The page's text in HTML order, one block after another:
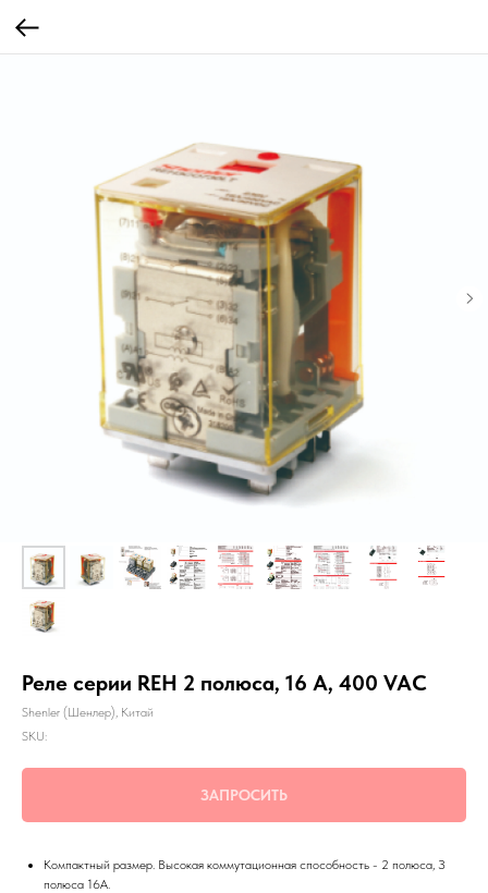
Реле серии REH 2 полюса, 16 А, 400 VAC
Shenler (Шенлер), Китай
SKU:
ЗАПРОСИТЬ
Компактный размер. Высокая коммутационная способность - 2 полюса, З
полюса 16А.